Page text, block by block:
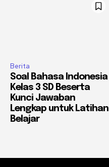
Berita
Soal Bahasa Indonesia
Kelas 3 SD Beserta
Kunci Jawaban
Lengkap untuk Latihan
Belajar